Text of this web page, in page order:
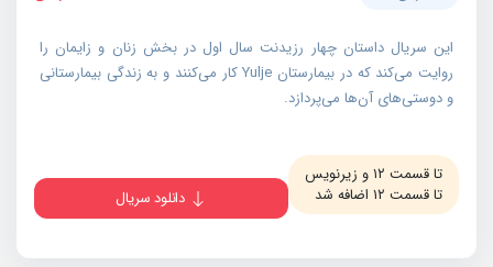
این سریال داستان چهار رزیدنت سال اول در بخش زنان و زایمان را
روایت می‌کند که در بیمارستان Yulje کار می‌کنند و به زندگی بیمارستانی
و دوستی‌های آن‌ها می‌پردازد.
تا قسمت ۱۲ و زیرنویس
تا قسمت ۱۲ اضافه شد
دانلود سریال